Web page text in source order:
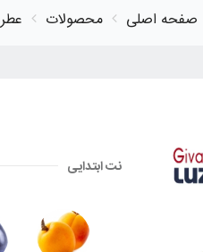
صفحه اصلی محصولات عطر
نت ابتدایی